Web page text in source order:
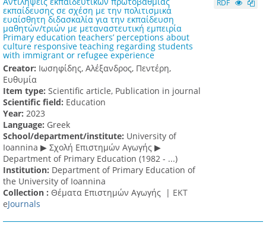
εκπαίδευσης σε σχέση με την πολιτισμικά
ευαίσθητη διδασκαλία για την εκπαίδευση
μαθητών/τριών με μεταναστευτική εμπειρία
Primary education teachers’ perceptions about
culture responsive teaching regarding students
with immigrant or refugee experience
Creator: Ιωσηφίδης, Αλέξανδρος, Πεντέρη,
Ευθυμία
Item type: Scientific article, Publication in journal
Scientific field: Education
Υear: 2023
Language: Greek
School/department/institute: University of
Ioannina ▶ Σχολή Επιστημών Αγωγής ▶
Department of Primary Education (1982 - ...)
Institution: Department of Primary Education of
the University of Ioannina
Collection : Θέματα Επιστημών Αγωγής | ΕΚΤ
eJournals
RDF